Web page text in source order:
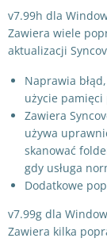
v7.99h dla
Zawiera wiele
aktualizacji
Naprawia
użycie pamięci
Zawiera
używa
skanować
gdy usługa
Dodatkowe
v7.99g dla
Zawiera kilka